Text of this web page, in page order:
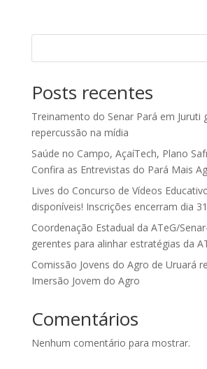
Posts recentes
Treinamento do Senar Pará em Juruti
repercussão na mídia
Saúde no Campo, AçaíTech, Plano
Confira as Entrevistas do Pará Mais
Lives do Concurso de Vídeos
disponíveis! Inscrições encerram dia
Coordenação Estadual da ATeG/
gerentes para alinhar estratégias da
Comissão Jovens do Agro de Uruará
Imersão Jovem do Agro
Comentários
Nenhum comentário para mostrar.